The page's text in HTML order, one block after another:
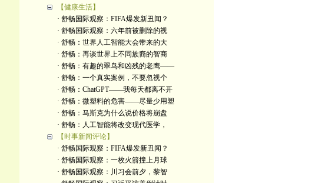
【健康生活】
· 舒畅国际观察：FIFA爆发新丑闻？
· 舒畅国际观察：六年前被删除的视
· 舒畅：世界人工智能大会带来的大
· 舒畅：再谈世界上不同族裔的智商
· 舒畅：有趣的翠鸟和凶残的老鹰——
· 舒畅：一个真实案例，不要忽视个
· 舒畅：ChatGPT——我每天都离不开
· 舒畅：微塑料的危害——尽量少用塑
· 舒畅：马斯克为什么说价格将崩盘
· 舒畅：人工智能将改变现代医学，
【时事新闻评论】
· 舒畅国际观察：FIFA爆发新丑闻？
· 舒畅国际观察：一枚火箭撞上月球
· 舒畅国际观察：川习会前夕，黎智